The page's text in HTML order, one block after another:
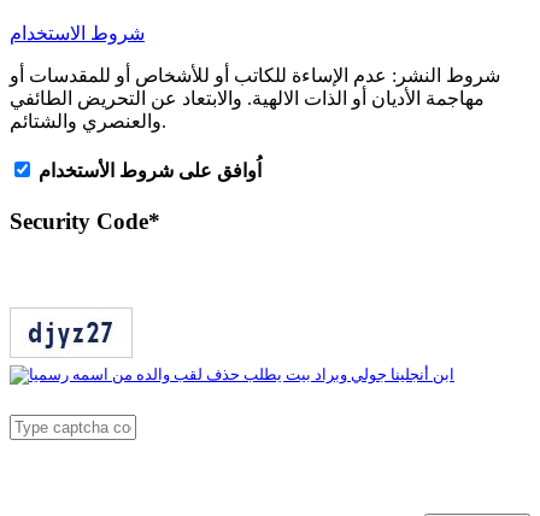
شروط الاستخدام
شروط النشر: عدم الإساءة للكاتب أو للأشخاص أو للمقدسات أو
مهاجمة الأديان أو الذات الالهية. والابتعاد عن التحريض الطائفي
والعنصري والشتائم.
اُوافق على شروط الأستخدام
Security Code*